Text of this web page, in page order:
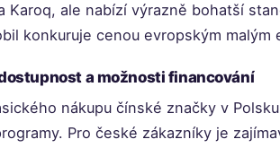
Karoq, ale nabízí výrazně bohatší
konkuruje cenou evropským malým
a možnosti financování
nákupu čínské značky v
Pro české zákazníky je